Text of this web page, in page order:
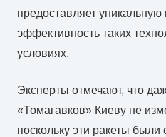
предоставляет
эффективность таких
условиях.
Эксперты отмечают, что
«Томагавков» Киеву не
поскольку эти ракеты